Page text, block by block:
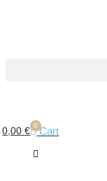
0,00€ 0 Cart